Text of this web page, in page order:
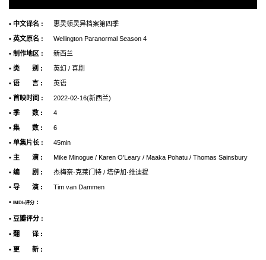
• 中文译名 : 惠灵顿灵异档案第四季
• 英文原名 : Wellington Paranormal Season 4
• 制作地区 : 新西兰
• 类 别 : 英幻 / 喜剧
• 语 言 : 英语
• 首映时间 : 2022-02-16(新西兰)
• 季 数 : 4
• 集 数 : 6
• 单集片长 : 45min
• 主 演 : Mike Minogue / Karen O'Leary / Maaka Pohatu / Thomas Sainsbury
• 编 剧 : 杰梅奈·克莱门特 / 塔伊加·维迪提
• 导 演 : Tim van Dammen
• IMDb评分 :
• 豆瓣评分 :
• 翻 译 :
• 更 新 :